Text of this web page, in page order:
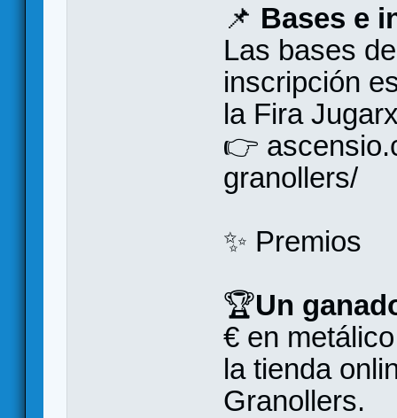
📌 Bases e
Las bases
inscripción
la Fira
👉
granollers/
✨ Premios
🏆Un
€ en
la tienda
Granollers.